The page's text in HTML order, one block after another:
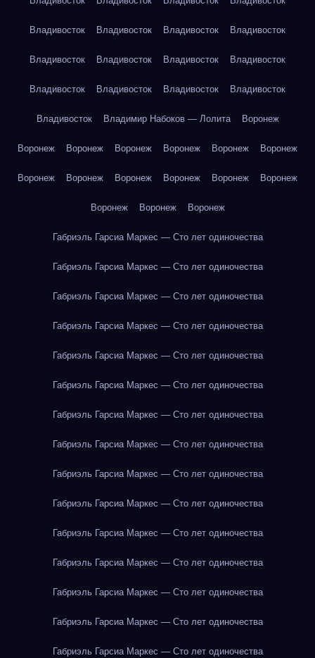
Владивосток Владивосток Владивосток Владивосток
Владивосток Владивосток Владивосток Владивосток
Владивосток Владивосток Владивосток Владивосток
Владивосток Владимир Набоков — Лолита Воронеж
Воронеж Воронеж Воронеж Воронеж Воронеж Воронеж
Воронеж Воронеж Воронеж Воронеж Воронеж Воронеж
Воронеж Воронеж Воронеж
Габриэль Гарсиа Маркес — Сто лет одиночества
Габриэль Гарсиа Маркес — Сто лет одиночества
Габриэль Гарсиа Маркес — Сто лет одиночества
Габриэль Гарсиа Маркес — Сто лет одиночества
Габриэль Гарсиа Маркес — Сто лет одиночества
Габриэль Гарсиа Маркес — Сто лет одиночества
Габриэль Гарсиа Маркес — Сто лет одиночества
Габриэль Гарсиа Маркес — Сто лет одиночества
Габриэль Гарсиа Маркес — Сто лет одиночества
Габриэль Гарсиа Маркес — Сто лет одиночества
Габриэль Гарсиа Маркес — Сто лет одиночества
Габриэль Гарсиа Маркес — Сто лет одиночества
Габриэль Гарсиа Маркес — Сто лет одиночества
Габриэль Гарсиа Маркес — Сто лет одиночества
Габриэль Гарсиа Маркес — Сто лет одиночества